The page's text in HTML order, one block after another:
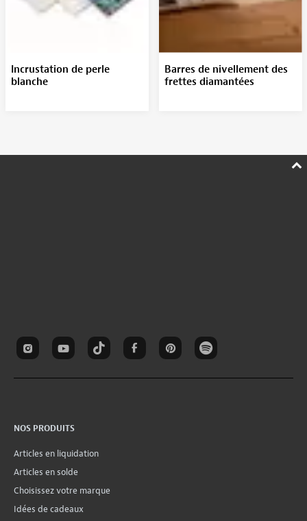
Incrustation de perle
blanche
Barres de nivellement des
frettes diamantées
NOS PRODUITS
Articles en liquidation
Articles en solde
Choisissez votre marque
Idées de cadeaux